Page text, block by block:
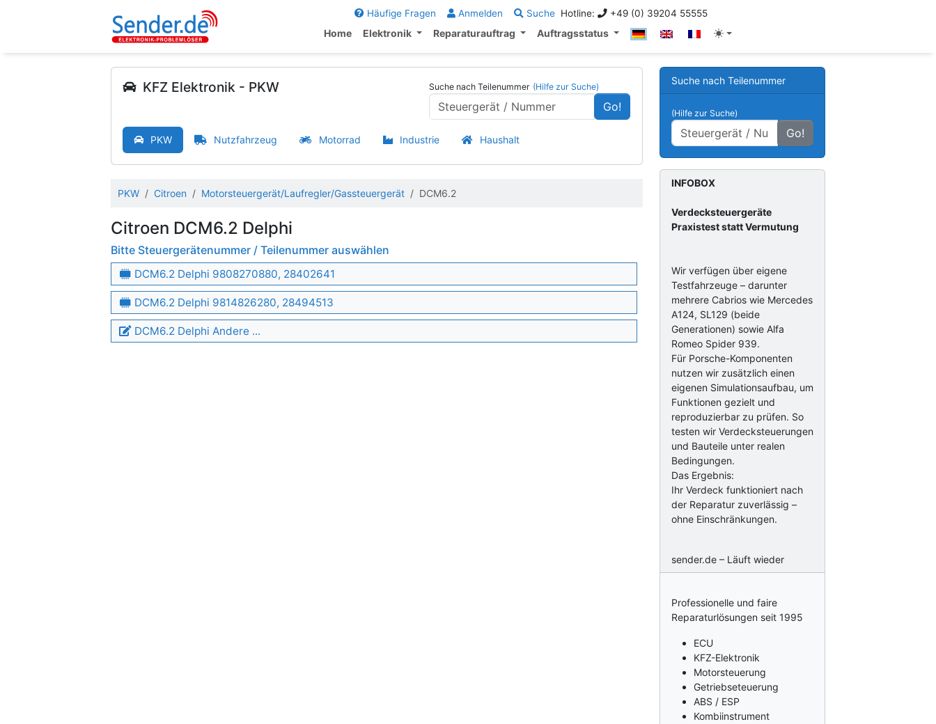
Häufige Fragen Anmelden Suche Hotline: +49 (0) 39204 55555
Home Elektronik Reparaturauftrag Auftragsstatus
KFZ Elektronik - PKW Suche nach Teilenummer (Hilfe zur Suche)
Go!
PKW Nutzfahrzeug Motorrad Industrie Haushalt
PKW Citroen Motorsteuergerät/Laufregler/Gassteuergerät DCM6.2
Citroen DCM6.2 Delphi
Bitte Steuergerätenummer / Teilenummer auswählen
DCM6.2 Delphi 9808270880, 28402641
DCM6.2 Delphi 9814826280, 28494513
DCM6.2 Delphi Andere ...
Suche nach Teilenummer
(Hilfe zur Suche)
Go!
INFOBOX
Verdecksteuergeräte
Praxistest statt Vermutung
Wir verfügen über eigene
Testfahrzeuge – darunter
mehrere Cabrios wie Mercedes
A124, SL129 (beide
Generationen) sowie Alfa
Romeo Spider 939.
Für Porsche-Komponenten
nutzen wir zusätzlich einen
eigenen Simulationsaufbau, um
Funktionen gezielt und
reproduzierbar zu prüfen. So
testen wir Verdecksteuerungen
und Bauteile unter realen
Bedingungen.
Das Ergebnis:
Ihr Verdeck funktioniert nach
der Reparatur zuverlässig –
ohne Einschränkungen.
sender.de – Läuft wieder
Professionelle und faire
Reparaturlösungen seit 1995
ECU
KFZ-Elektronik
Motorsteuerung
Getriebseteuerung
ABS / ESP
Kombiinstrument